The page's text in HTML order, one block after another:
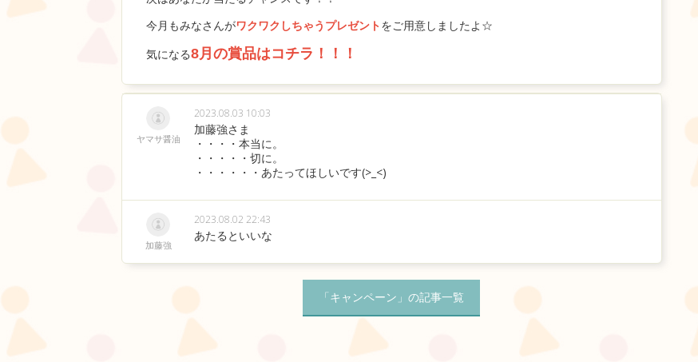
今月もみなさんがワクワクしちゃうプレゼントをご用意しましたよ☆
気になる8月の賞品はコチラ！！！
ヤマサ醤油
2023.08.03 10:03
加藤強さま
・・・・本当に。
・・・・・切に。
・・・・・・あたってほしいです(>_<)
加藤強
2023.08.02 22:43
あたるといいな
「キャンペーン」の記事一覧